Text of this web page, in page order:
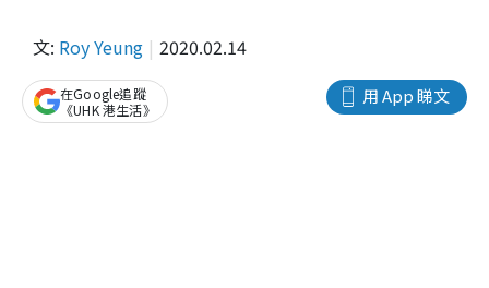
文: Roy Yeung 2020.02.14
用 App 睇文
在Google追蹤
《UHK 港生活》